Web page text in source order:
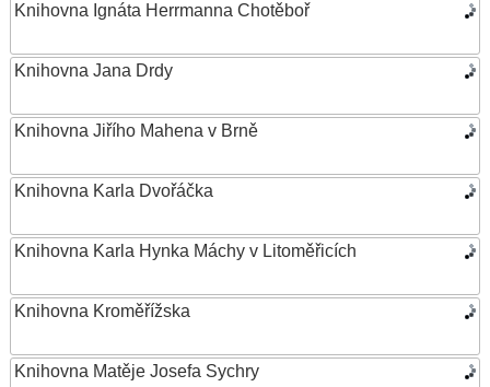
Knihovna Ignáta Herrmanna Chotěboř
Knihovna Jana Drdy
Knihovna Jiřího Mahena v Brně
Knihovna Karla Dvořáčka
Knihovna Karla Hynka Máchy v Litoměřicích
Knihovna Kroměřížska
Knihovna Matěje Josefa Sychry